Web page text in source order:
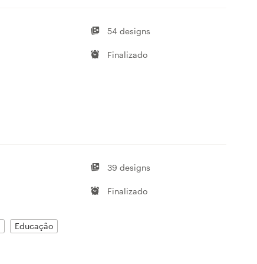
54 designs
Finalizado
Educação
39 designs
Finalizado